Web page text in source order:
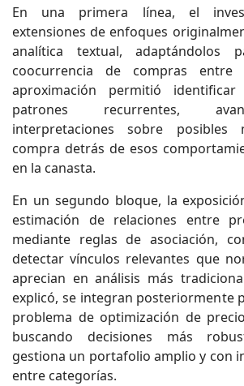
En una primera línea, el
extensiones de enfoques
analítica textual, adaptándolos
coocurrencia de compras entre
aproximación permitió
patrones recurrentes,
interpretaciones sobre posibles
compra detrás de esos
en la canasta.
En un segundo bloque, la
estimación de relaciones entre
mediante reglas de asociación,
detectar vínculos relevantes que
aprecian en análisis más
explicó, se integran posteriormente
problema de optimización de
buscando decisiones más
gestiona un portafolio amplio y con
entre categorías.